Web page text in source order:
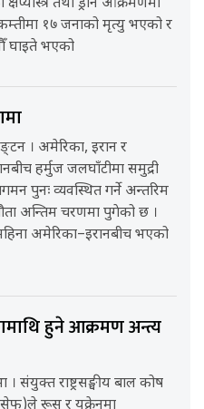
क्षेप्यास्त्र तथा ड्रोन आक्रमणमा
१७ जनाको मृत्यु भएको र
घाइते भएको
। अमेरिका, इरान र
हर्मुज जलघाँटीमा समुद्री
पुनः व्यवस्थित गर्ने अन्तरिम
अन्तिम चरणमा पुगेको छ ।
अमेरिका–इरानबीच भएको
हुने आक्रमण अन्त्य
। संयुक्त राष्ट्रसङ्घीय बाल कोष